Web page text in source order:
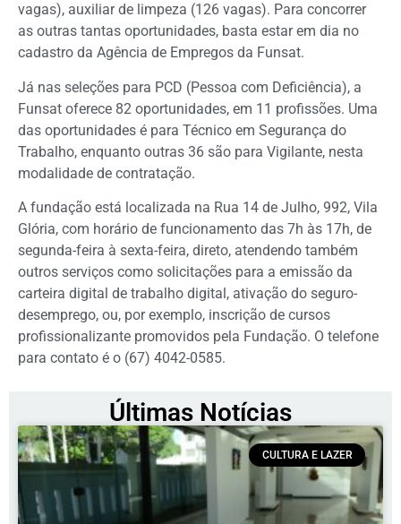
vagas), auxiliar de limpeza (126 vagas). Para concorrer
as outras tantas oportunidades, basta estar em dia no
cadastro da Agência de Empregos da Funsat.
Já nas seleções para PCD (Pessoa com Deficiência), a
Funsat oferece 82 oportunidades, em 11 profissões. Uma
das oportunidades é para Técnico em Segurança do
Trabalho, enquanto outras 36 são para Vigilante, nesta
modalidade de contratação.
A fundação está localizada na Rua 14 de Julho, 992, Vila
Glória, com horário de funcionamento das 7h às 17h, de
segunda-feira à sexta-feira, direto, atendendo também
outros serviços como solicitações para a emissão da
carteira digital de trabalho digital, ativação do seguro-
desemprego, ou, por exemplo, inscrição de cursos
profissionalizante promovidos pela Fundação. O telefone
para contato é o (67) 4042-0585.
Últimas Notícias
CULTURA E LAZER